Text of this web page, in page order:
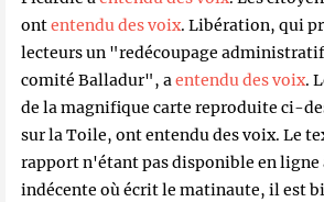
ontentendu des voix. Libération, qui
lecteurs un "redécoupage
comité Balladur", aentendu des voix.
de la magnifique carte reproduite ci-
sur la Toile, ont entendu des voix. Le
rapport n'étant pas disponible en ligne
indécente où écrit le matinaute, il est